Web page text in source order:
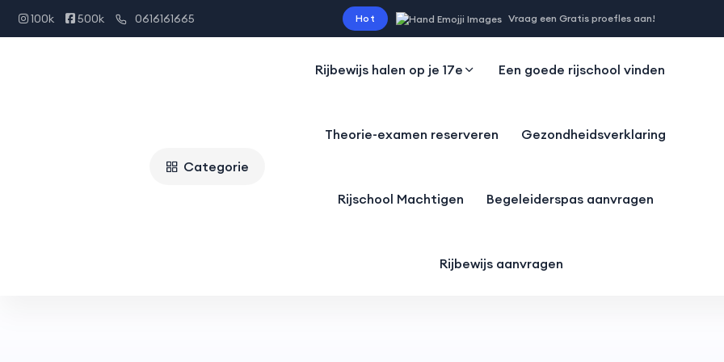
100k 500k 0616161665 Hot Vraag een Gratis proefles aan!
Categorie
Rijbewijs halen op je 17e Een goede rijschool vinden
Theorie-examen reserveren Gezondheidsverklaring
Rijschool Machtigen Begeleiderspas aanvragen
Rijbewijs aanvragen